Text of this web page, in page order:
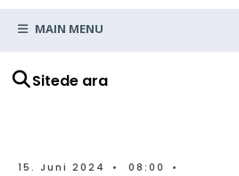
Sitede ara
MAIN MENU
15. Juni 2024 • 08:00 •